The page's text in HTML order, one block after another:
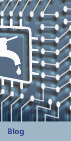
Blog